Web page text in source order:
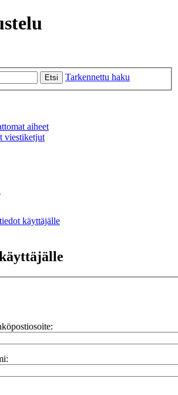
Etsi Tarkennettu haku
aiheet
viestiketjut
käyttäjälle